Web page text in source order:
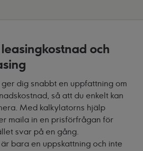
och
dig snabbt en uppfattning om
så att du enkelt kan
Med kalkylatorns hjälp
maila in en prisförfrågan för
svar på en gång.
bara en uppskattning och inte